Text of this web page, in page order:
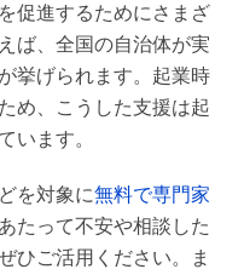
促進するためにさまざ
ば、全国の自治体が実
挙げられます。起業時
め、こうした支援は起
います。
を対象に無料で専門家
たって不安や相談した
ひご活用ください。ま